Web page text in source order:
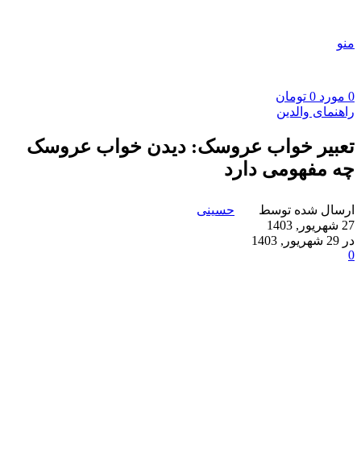
منو
0 مورد 0 تومان
راهنمای والدین
تعبیر خواب عروسک: دیدن خواب عروسک
چه مفهومی دارد
ارسال شده توسط
حسینی
27 شهریور, 1403
در 29 شهریور, 1403
0